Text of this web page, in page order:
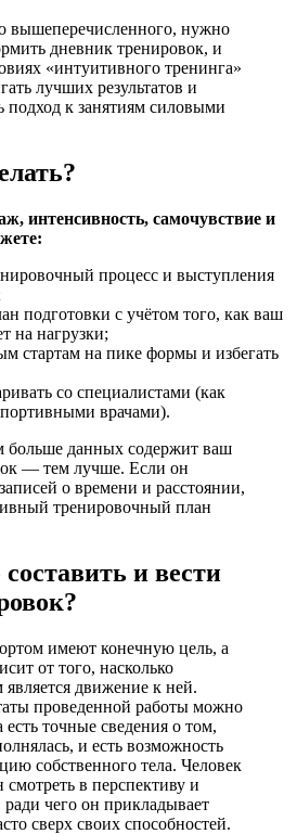
вышеперечисленного, нужно
дневник тренировок, и
«интуитивного тренинга»
лучших результатов и
подход к занятиям силовыми
интенсивность, самочувствие и
процесс и выступления
подготовки с учётом того, как ваш
на нагрузки;
стартам на пике формы и избегать
со специалистами (как
врачами).
больше данных содержит ваш
— тем лучше. Если он
о времени и расстоянии,
тренировочный план
и вести
имеют конечную цель, а
от того, насколько
движение к ней.
проведенной работы можно
есть точные сведения о том,
и есть возможность
собственного тела. Человек
смотреть в перспективу и
ради чего он прикладывает
сверх своих способностей.